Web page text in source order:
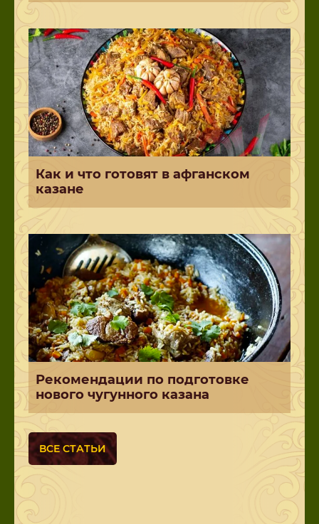
Как и что готовят в афганском
казане
Рекомендации по подготовке
нового чугунного казана
ВСЕ СТАТЬИ